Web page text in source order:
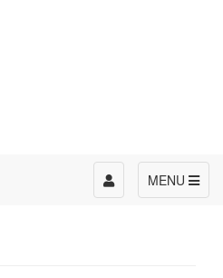
MENU
Toggle
navigation